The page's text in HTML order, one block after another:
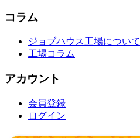
コラム
ジョブハウス工場について
工場コラム
アカウント
会員登録
ログイン